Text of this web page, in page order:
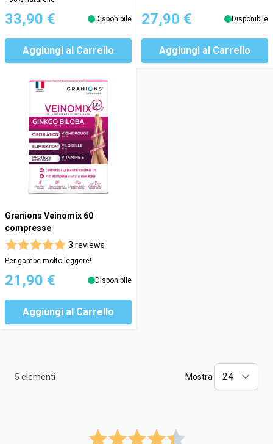
33,90 € Disponibile
Aggiungi al Carrello
27,90 € Disponibile
Aggiungi al Carrello
Granions Veinomix 60
compresse
3 reviews
Per gambe molto leggere!
21,90 € Disponibile
Aggiungi al Carrello
5 elementi Mostra